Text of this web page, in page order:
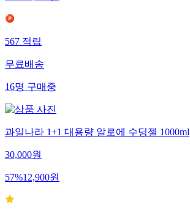
567적립
무료배송
16명구매중
과일나라 1+1 대용량 알로에 수딩젤 1000ml
30,000원
57%12,900원